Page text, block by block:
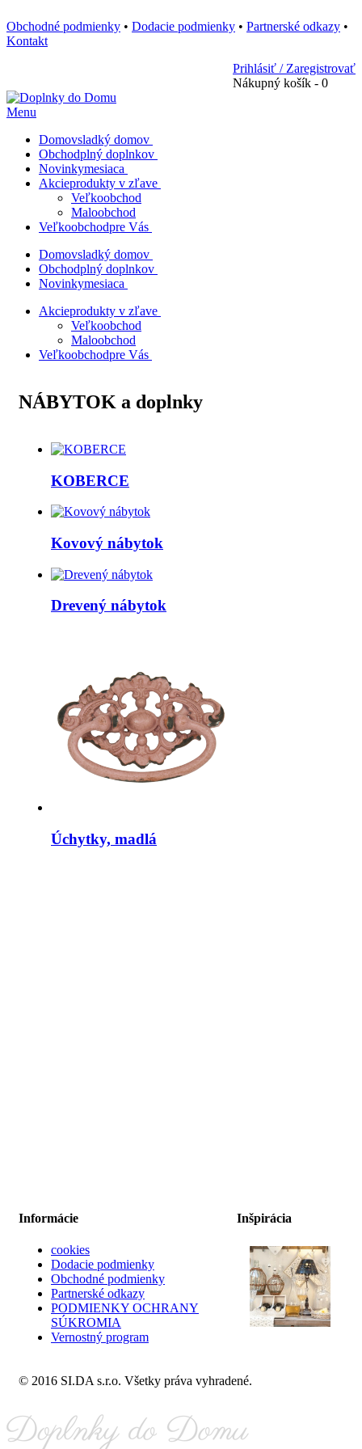
Obchodné podmienky • Dodacie podmienky • Partnerské odkazy •
Kontakt
Prihlásiť / Zaregistrovať
Nákupný košík - 0
Menu
Domovsladký domov
Obchodplný doplnkov
Novinkymesiaca
Akcieprodukty v zľave
Veľkoobchod
Maloobchod
Veľkoobchodpre Vás
Domovsladký domov
Obchodplný doplnkov
Novinkymesiaca
Akcieprodukty v zľave
Veľkoobchod
Maloobchod
Veľkoobchodpre Vás
NÁBYTOK a doplnky
KOBERCE
Kovový nábytok
Drevený nábytok
Úchytky, madlá
Informácie
cookies
Dodacie podmienky
Obchodné podmienky
Partnerské odkazy
PODMIENKY OCHRANY
SÚKROMIA
Vernostný program
Inšpirácia
© 2016 SI.DA s.r.o. Všetky práva vyhradené.